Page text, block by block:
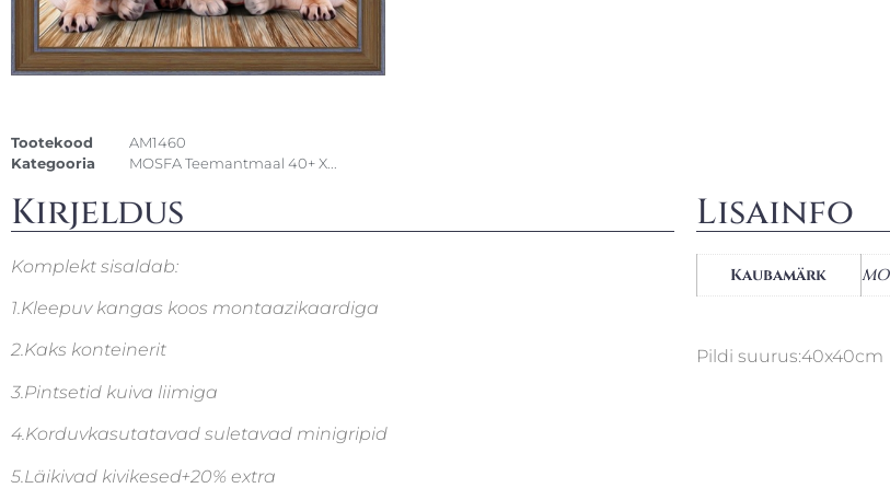
Tootekood
AM1460
Kategooria
MOSFA Teemantmaal 40+ X...
Kirjeldus
Komplekt sisaldab:
1.Kleepuv kangas koos montaazikaardiga
2.Kaks konteinerit
3.Pintsetid kuiva liimiga
4.Korduvkasutatavad suletavad minigripid
5.Läikivad kivikesed+20% extra
Lisainfo
Kaubamärk
Pildi suurus:40x40cm